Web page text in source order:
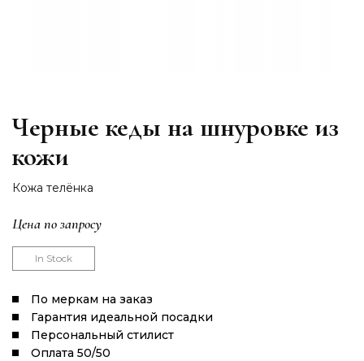
Черные кеды на шнуровке из
кожи
Кожа телёнка
Цена по запросу
In Stock
По меркам на заказ
Гарантия идеальной посадки
Персональный стилист
Оплата 50/50